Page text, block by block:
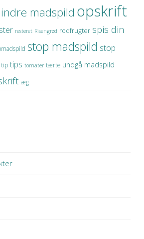
madspild opskrift
resteret Risengrød rodfrugter spis din
stop madspild stop
tip tips tomater tærte undgå madspild
æg